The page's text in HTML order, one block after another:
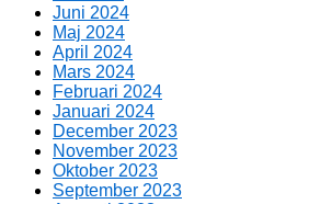
Juni 2024
Maj 2024
April 2024
Mars 2024
Februari 2024
Januari 2024
December 2023
November 2023
Oktober 2023
September 2023